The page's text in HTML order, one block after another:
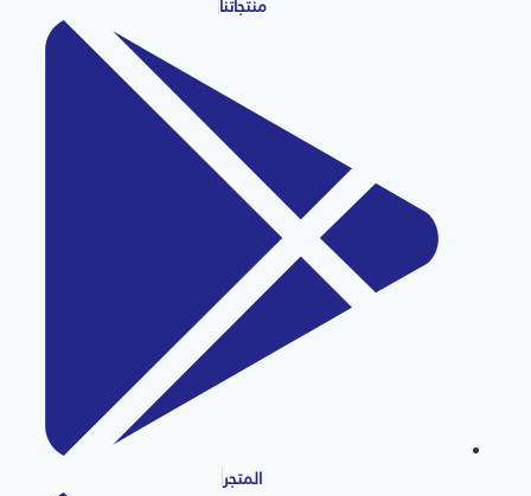
منتجاتنا
المتجر